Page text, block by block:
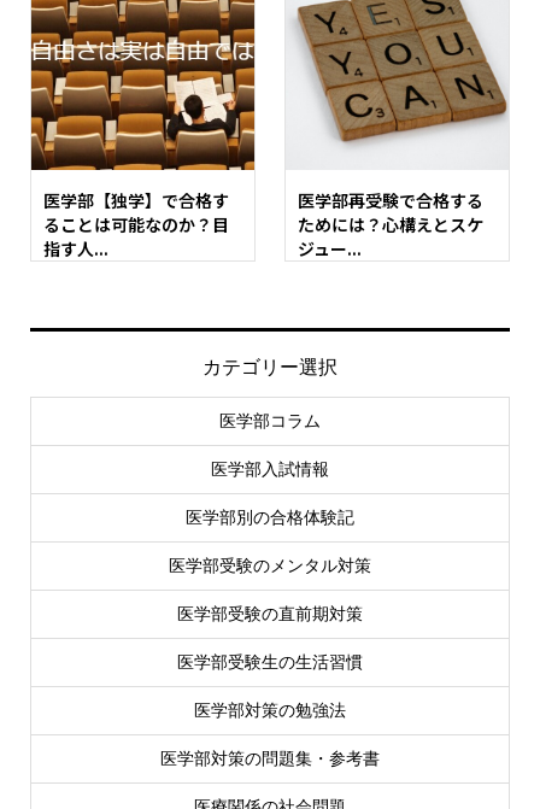
医学部【独学】で合格す
ることは可能なのか？目
指す人...
医学部再受験で合格する
ためには？心構えとスケ
ジュー...
カテゴリー選択
医学部コラム
医学部入試情報
医学部別の合格体験記
医学部受験のメンタル対策
医学部受験の直前期対策
医学部受験生の生活習慣
医学部対策の勉強法
医学部対策の問題集・参考書